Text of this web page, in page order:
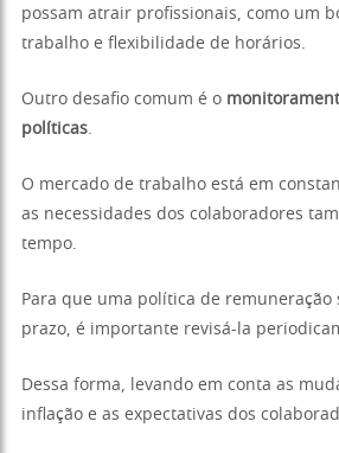
possam atrair profissionais, como um
trabalho e flexibilidade de horários.
Outro desafio comum é o
políticas.
O mercado de trabalho está em
as necessidades dos colaboradores
tempo.
Para que uma política de remuneração
prazo, é importante revisá-la
Dessa forma, levando em conta as
inflação e as expectativas dos